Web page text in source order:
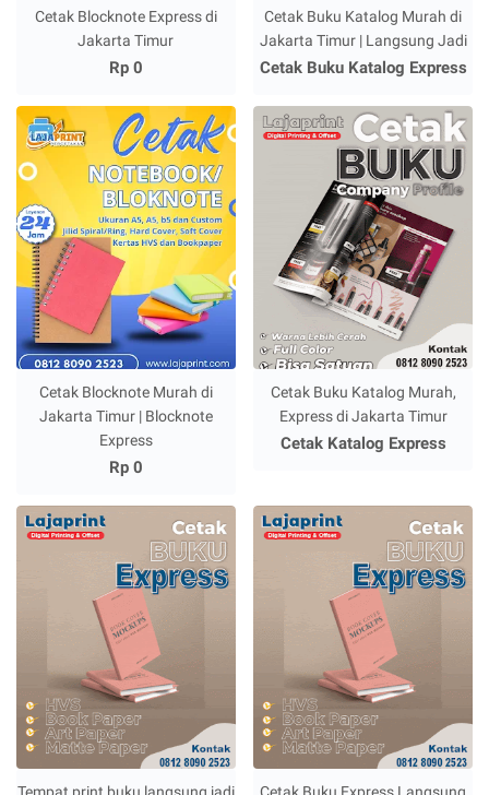
Cetak Blocknote Express di
Jakarta Timur
Rp 0
Cetak Buku Katalog Murah di
Jakarta Timur | Langsung Jadi
Cetak Buku Katalog Express
Cetak Blocknote Murah di
Jakarta Timur | Blocknote
Express
Rp 0
Cetak Buku Katalog Murah,
Express di Jakarta Timur
Cetak Katalog Express
Tempat print buku langsung jadi
Cetak Buku Express Langsung